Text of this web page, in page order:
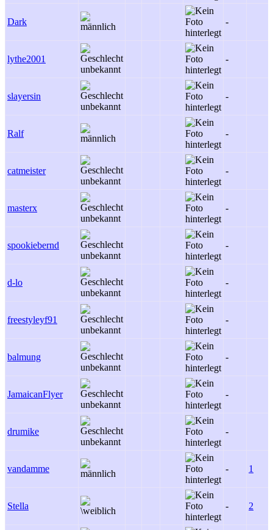
Dark -
lythe2001 -
slayersin -
Ralf -
catmeister -
masterx -
spookiebernd -
d-lo -
freestyleyf91 -
balmung -
JamaicanFlyer -
drumike -
vandamme - 1
Stella - 2